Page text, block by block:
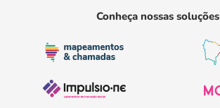
Conheça nossas soluções